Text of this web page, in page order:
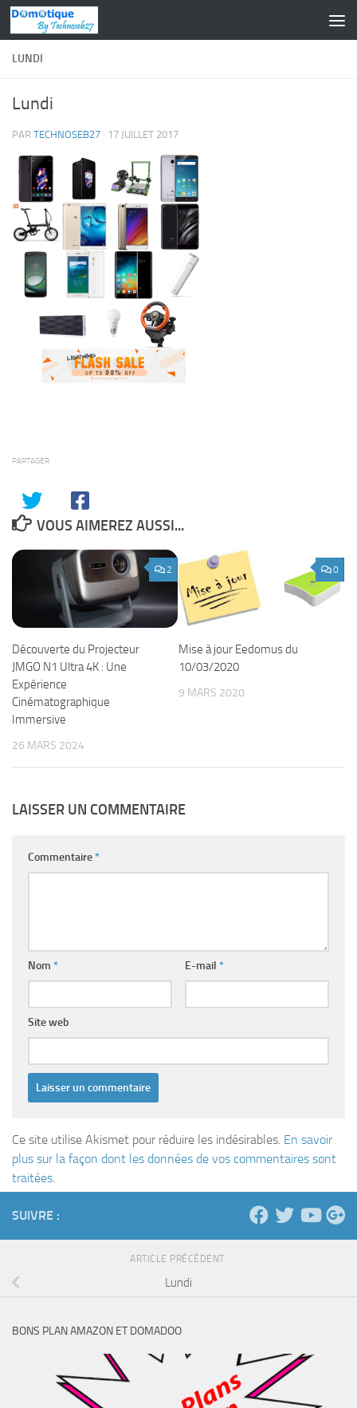
Skip to content
LUNDI
Lundi
PAR TECHNOSEB27 · 17 JUILLET 2017
PARTAGER
VOUS AIMEREZ AUSSI...
2
Découverte du Projecteur
JMGO N1 Ultra 4K : Une
Expérience
Cinématographique
Immersive
26 MARS 2024
0
Mise à jour Eedomus du
10/03/2020
9 MARS 2020
LAISSER UN COMMENTAIRE
Commentaire*
Nom * E-mail *
Site web
Ce site utilise Akismet pour réduire les indésirables. En savoir
plus sur la façon dont les données de vos commentaires sont
traitées.
SUIVRE :
ARTICLE PRÉCÉDENT
Lundi
BONS PLAN AMAZON ET DOMADOO